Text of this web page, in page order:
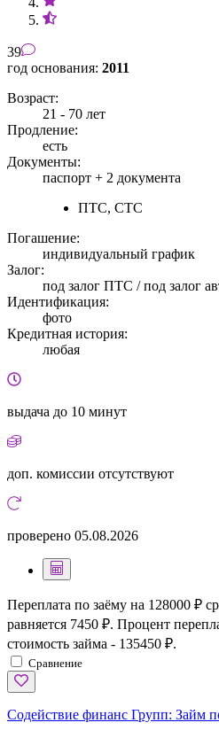
39
год основания: 2011
Возраст:
21 - 70 лет
Продление:
есть
Документы:
паспорт + 2 документа
ПТС, СТС
Погашение:
индивидуальный график
Залог:
под залог ПТС / под залог
Идентификация:
фото
Кредитная история:
любая
выдача до 10 минут
доп. комиссии отсутствуют
проверено 05.08.2026
Переплата по заёму на 128000 ₽
равняется 7450 ₽. Процент
стоимость займа - 135450 ₽.
Сравнение
Содействие финанс Групп: Займ